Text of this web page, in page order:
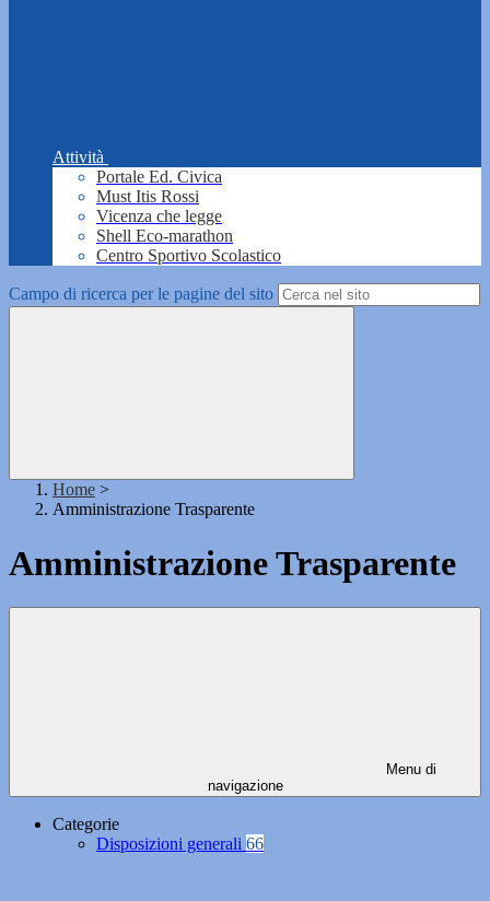
Attività
Portale Ed. Civica
Must Itis Rossi
Vicenza che legge
Shell Eco-marathon
Centro Sportivo Scolastico
Campo di ricerca per le pagine del sito
Home >
Amministrazione Trasparente
Amministrazione Trasparente
Menu di
navigazione
Categorie
Disposizioni generali 66